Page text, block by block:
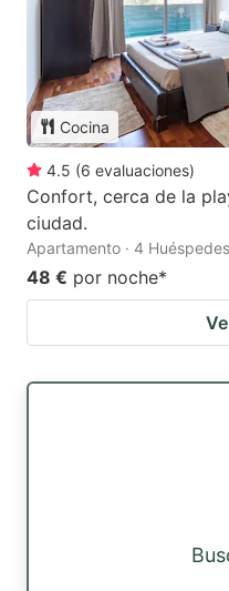
Cocina
4.5 (6 evaluaciones)
Confort, cerca de la
ciudad.
Apartamento · 4
48 € por noche*